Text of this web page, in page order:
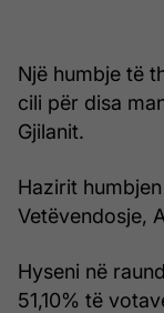
Një humbje të
cili për disa
Gjilanit.
Hazirit
Vetëvendosje,
Hyseni në
51,10% të